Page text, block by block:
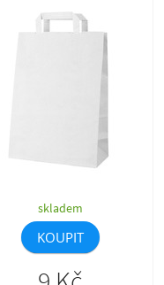
skladem
KOUPIT